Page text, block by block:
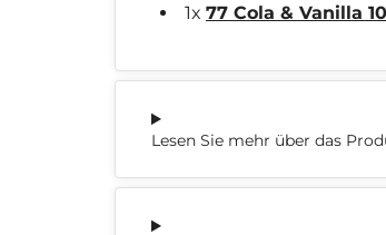
1x 77 Cola & Vanilla
Lesen Sie mehr über das